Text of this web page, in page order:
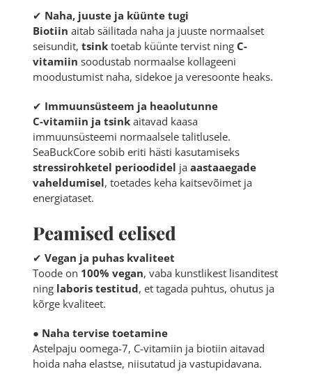
✔ Naha, juuste ja küünte tugi
Biotiin aitab säilitada naha ja juuste normaalset
seisundit, tsinktoetab küünte tervist ning C-
vitamiin soodustab normaalse kollageeni
moodustumist naha, sidekoe ja veresoonte heaks.
✔ Immuunsüsteem ja heaolutunne
C-vitamiin ja tsinkaitavad kaasa
immuunsüsteemi normaalsele talitlusele.
SeaBuckCore sobib eriti hästi kasutamiseks
stressirohketel perioodidel ja aastaaegade
vaheldumisel, toetades keha kaitsevõimet ja
energiataset.
Peamised eelised
✔ Vegan ja puhas kvaliteet
Toode on 100% vegan, vaba kunstlikest lisanditest
ning laboris testitud, et tagada puhtus, ohutus ja
kõrge kvaliteet.
● Naha tervise toetamine
Astelpaju oomega-7, C-vitamiin ja biotiin aitavad
hoida naha elastse, niisutatud ja vastupidavana.